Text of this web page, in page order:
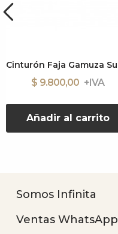
$ 9.800,00
Añadir al carrito
Somos Infinita
Ventas WhatsApp